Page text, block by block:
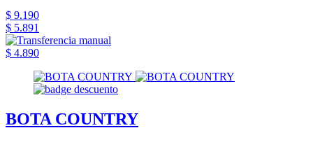
$ 9.190
$ 5.891
$ 4.890
BOTA COUNTRY